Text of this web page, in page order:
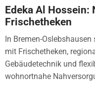
Edeka Al
Frischetheken
In Bremen-
mit Frischetheken,
Gebäudetechnik und
wohnortnahe